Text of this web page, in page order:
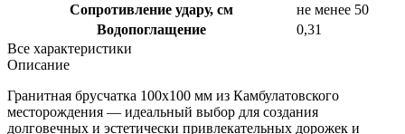
Сопротивление удару, см
не менее 50
Водопоглащение
0,31
Все характеристики
Описание
Гранитная брусчатка 100х100 мм из Камбулатовского
месторождения — идеальный выбор для создания
долговечных и эстетически привлекательных дорожек и